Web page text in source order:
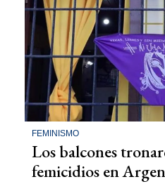
FEMINISMO
Los balcones
femicidios en